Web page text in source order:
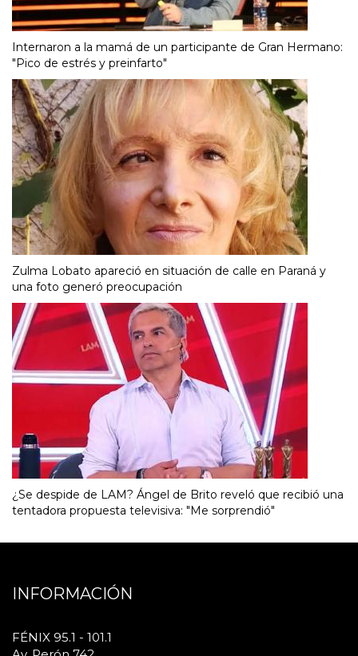
Internaron a la mamá de un participante de Gran Hermano:
"Pico de estrés y preinfarto"
Zulma Lobato apareció en situación de calle en Paraná y
una foto generó preocupación
¿Se despide de LAM? Ángel de Brito reveló que recibió una
tentadora propuesta televisiva: "Me sorprendió"
INFORMACIÓN
FÉNIX 95.1 - 101.1